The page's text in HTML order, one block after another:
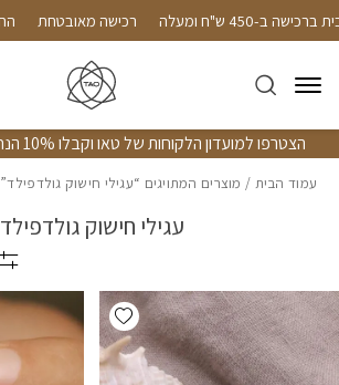
Skip to Content
Follow us on שליח חינם עד הבית ברכישה ב-450 ש"ח ומעלה
הצטרפו למועדון הלקוחות של טאו וקבלו 10% הנחה ישירות למייל!
עמוד הבית / מוצרים המתויגים “עגילי חישוק גולדפילד”
עגילי חישוק גולדפילד
Add wishlist
בחזרה למעלה